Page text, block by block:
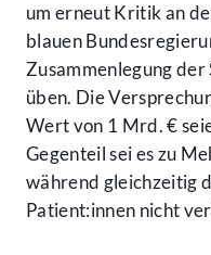
um erneut Kritik an
blauen
Zusammenlegung
üben. Die
Wert von 1 Mrd. €
Gegenteil sei es zu
während gleichzeitig
Patient:innen nicht